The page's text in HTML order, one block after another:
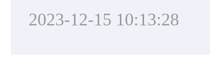
2023-12-15 10:13:28